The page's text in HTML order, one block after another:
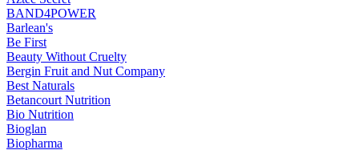
BAND4POWER
Barlean's
Be First
Beauty Without Cruelty
Bergin Fruit and Nut Company
Best Naturals
Betancourt Nutrition
Bio Nutrition
Bioglan
Biopharma